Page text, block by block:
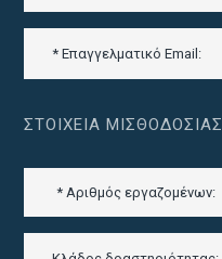
ΣΤΟΙΧΕΊΑ ΜΙΣΘΟΔΟΣΊΑΣ